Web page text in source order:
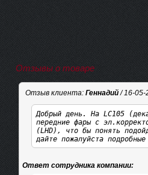
Отзывы о товаре
Отзыв клиента: Геннадий/ 16-05-
Добрый день. На LC105
передние фары с
(LHD), что бы понять
дайте пожалуйста
Ответ сотрудника компании: